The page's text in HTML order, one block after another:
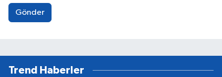
Gönder
Trend Haberler